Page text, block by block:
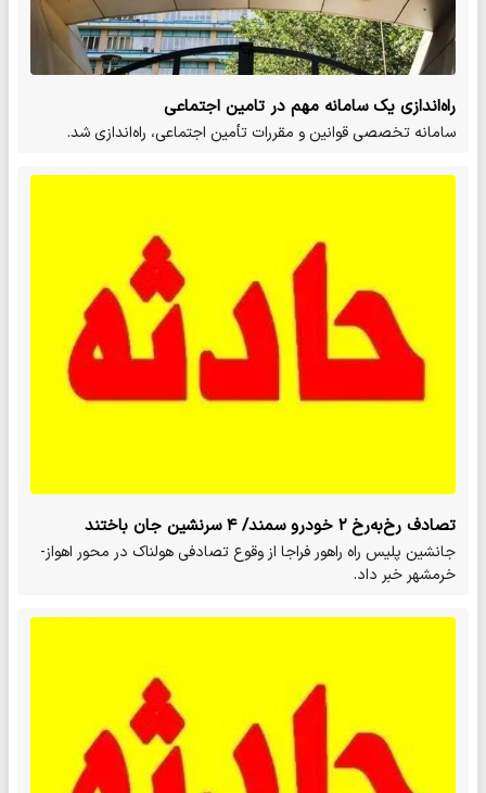
راه‌اندازی یک سامانه مهم در تامین اجتماعی
سامانه تخصصی قوانین و مقررات تأمین اجتماعی، راه‌اندازی شد.
تصادف رخ‌به‌رخ ۲ خودرو سمند/ ۴ سرنشین جان باختند
جانشین پلیس راه راهور فراجا از وقوع تصادفی هولناک در محور اهواز-
خرمشهر خبر داد.